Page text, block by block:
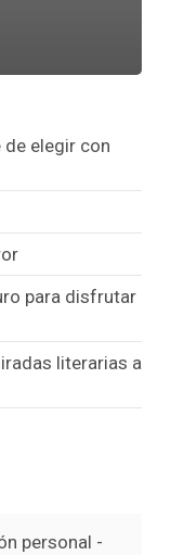
elegir con
para disfrutar
literarias a
personal -